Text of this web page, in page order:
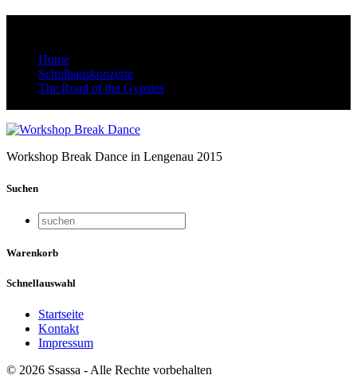
Home
Schulhauskonzerte
The Road of the Gypsies
Workshop Break Dance in Lengenau 2015
Suchen
Warenkorb
Schnellauswahl
Startseite
Kontakt
Impressum
© 2026 Ssassa - Alle Rechte vorbehalten